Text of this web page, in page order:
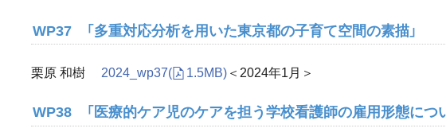
WP37 「多重対応分析を用いた東京都の子育て空間の素描」
栗原 和樹 2024_wp37( 1.5MB)＜2024年1月＞
WP38 「医療的ケア児のケアを担う学校看護師の雇用形態につ